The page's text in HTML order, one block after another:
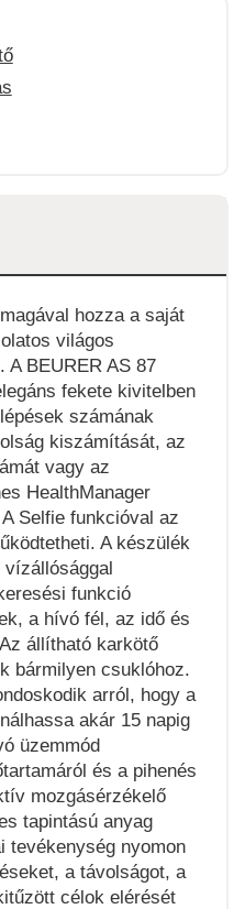
hozza a saját
világos
A BEURER AS 87
fekete kivitelben
számának
kiszámítását, az
vagy az
HealthManager
Selfie funkcióval az
A készülék
funkció
a hívó fél, az idő és
állítható karkötő
bármilyen csuklóhoz.
arról, hogy a
akár 15 napig
üzemmód
és a pihenés
mozgásérzékelő
tapintású anyag
tevékenység nyomon
a távolságot, a
célok elérését